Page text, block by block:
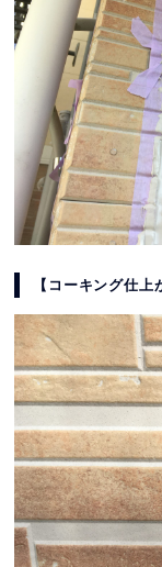
【コーキング仕上